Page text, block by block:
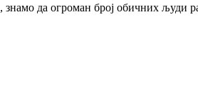
да огроман број обичних